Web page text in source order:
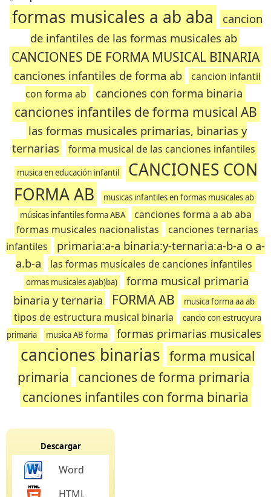
formas musicales a ab aba
cancion
de infantiles de las formas musicales ab
CANCIONES DE FORMA MUSICAL BINARIA
canciones infantiles de forma ab
cancion infantil
con forma ab
canciones con forma binaria
canciones infantiles de forma musical AB
las formas musicales primarias, binarias y
ternarias
forma musical de las canciones infantiles
musica en educación infantil
CANCIONES CON
FORMA AB
musicas infantiles en formas musicales ab
músicas infantiles forma ABA
canciones forma a ab aba
formas musicales nacionalistas
canciones ternarias
infantiles
primaria:a-a binaria:y-ternaria:a-b-a o a-
a.b-a
las formas musicales de canciones infantiles
ormas musicales a)ab)ba)
forma musical primaria
binaria y ternaria
FORMA AB musica forma aa ab
tipos de estructura musical binaria
cancio con estrucyura
primaria
musica AB forma formas primarias musicales
canciones binarias forma musical
primaria canciones de forma primaria
canciones infantiles con forma binaria
Descargar
Word
HTML